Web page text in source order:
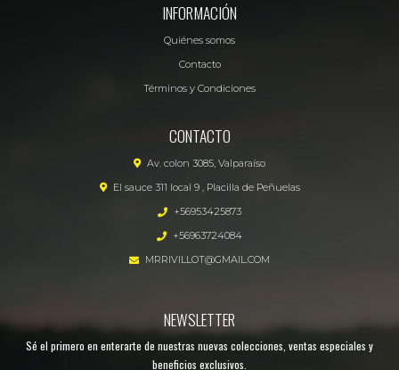
INFORMACIÓN
Quiénes somos
Contacto
Términos y Condiciones
CONTACTO
Av. colon 3085, Valparaíso
El sauce 311 local 9 , Placilla de Peñuelas
+56953425873
+56963724084
MRRIVILLOT@GMAIL.COM
NEWSLETTER
Sé el primero en enterarte de nuestras nuevas colecciones, ventas especiales y
beneficios exclusivos.